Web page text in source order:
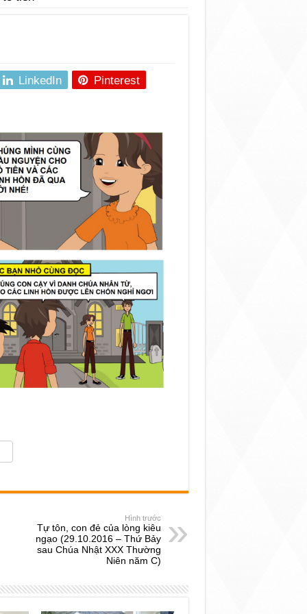
LinkedIn Pinterest
Hình trước
Tự tôn, con đẻ của lòng kiêu
ngạo (29.10.2016 – Thứ Bảy
sau Chúa Nhật XXX Thường
Niên năm C)